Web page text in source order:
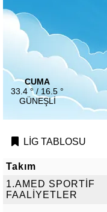
CUMA
33.4 ° / 16.5 °
GÜNEŞLI
LİG TABLOSU
Takım
1.AMED SPORTİF
FAALİYETLER